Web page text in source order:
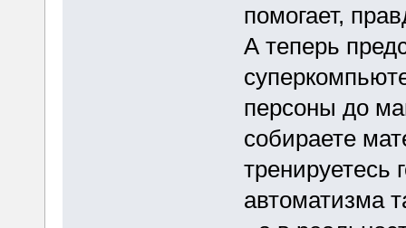
помогает,
А теперь
персоны до
собираете
тренируетесь
автоматизма